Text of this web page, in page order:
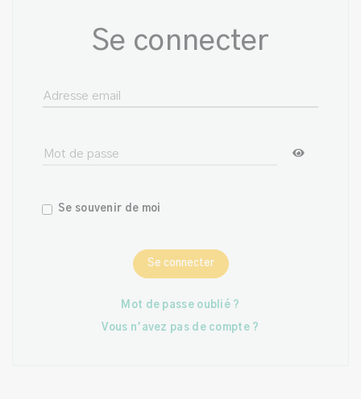
Se connecter
Se souvenir de moi
Se connecter
Mot de passe oublié ?
Vous n'avez pas de compte ?